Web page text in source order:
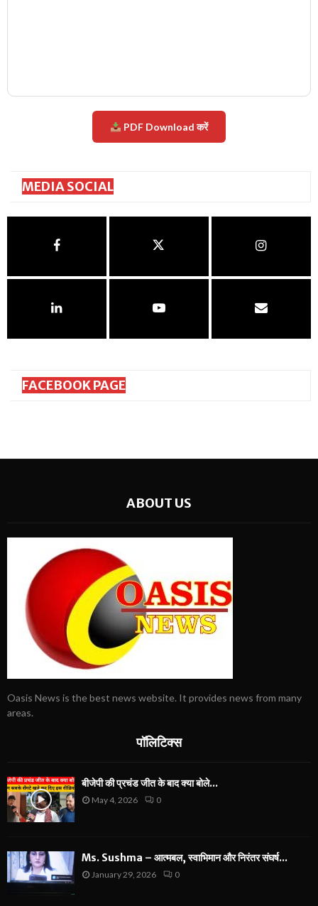
PDF Download करें
MEDIA SOCIAL
FACEBOOK PAGE
ABOUT US
Oasis News is the best news website. It provides news from many
areas.
पॉलिटिक्स
बीजेपी की प्रचंड जीत के बाद क्या बोले...
May 4, 2026 0
Ms. Sushma – आत्मबल, स्वाभिमान और निरंतर संघर्ष...
January 29, 2026 0